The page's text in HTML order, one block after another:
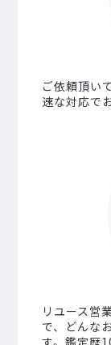
ご依頼頂い
速な対応で
リユース営
で、どんな
す。鑑定歴